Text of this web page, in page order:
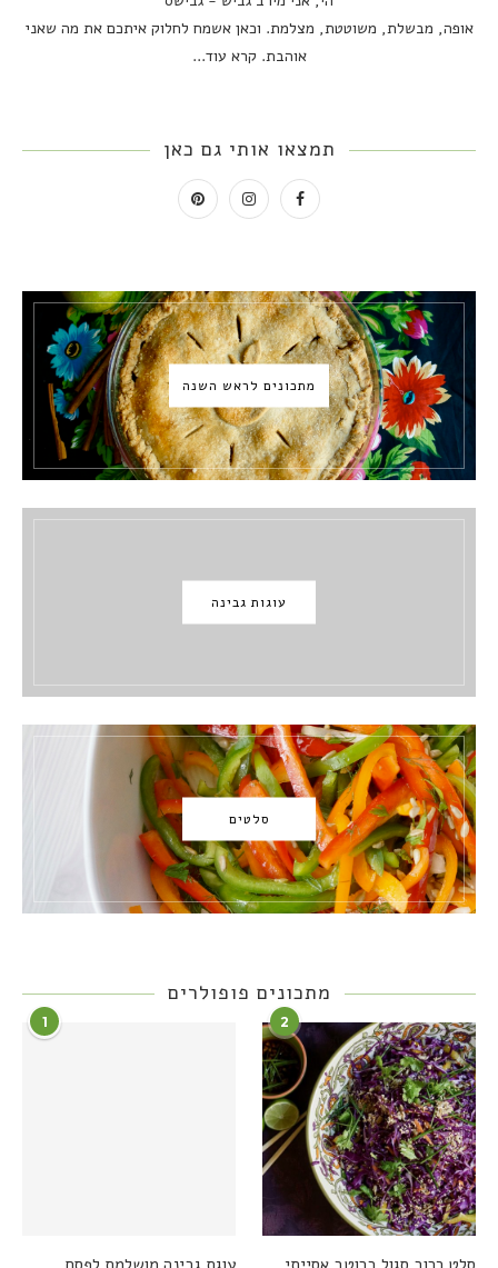
אופה, מבשלת, משוטטת, מצלמת. וכאן אשמח לחלוק איתכם את מה שאני
אוהבת. קרא עוד...
תמצאו אותי גם כאן
מתכונים לראש השנה
עוגות גבינה
סלטים
מתכונים פופולרים
1 2